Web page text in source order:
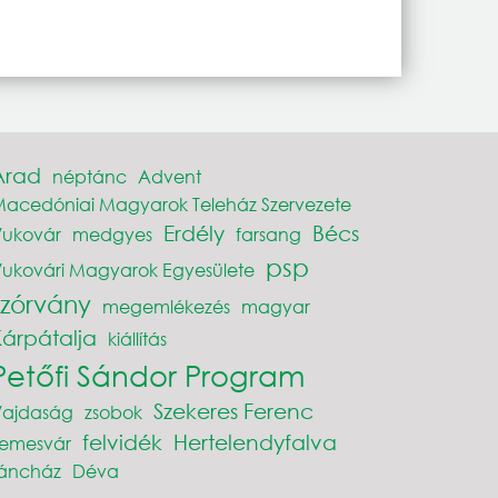
néptánc Advent
Magyarok Teleház Szervezete
medgyes Erdély farsang Bécs
Magyarok Egyesülete psp
megemlékezés magyar
kiállítás
Sándor Program
zsobok Szekeres Ferenc
felvidék Hertelendyfalva
Déva